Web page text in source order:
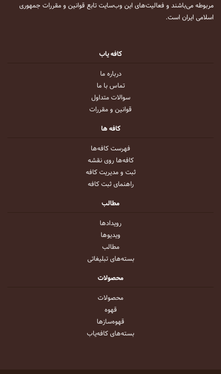
مربوطه می‌باشند و فعالیت‌های این وب‌سایت تابع قوانین و مقررات جمهوری
اسلامی ایران است.
کافه یاب
درباره ما
تماس با ما
سوالات متداول
قوانین و مقررات
کافه ها
فهرست کافه‌ها
کافه‌ها روی نقشه
ثبت و مدیریت کافه
راهنمای ثبت کافه
مطالب
رویداد‌ها
ویدیو‌ها
مطالب
بسته‌های تبلیغاتی
محصولات
محصولات
قهوه
قهوه‌ساز‌ها
بسته‌های کافه‌یاب